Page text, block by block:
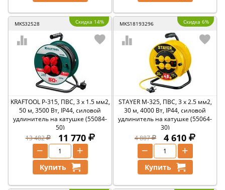
MKS32528 Скидка 14%
KRAFTOOL P-315, ПВС, 3 x 1.5 мм2,
50 м, 3500 Вт, IP44, силовой
удлинитель на катушке (55084-
50)
13 482
11 770
+
−
Купить
MKS18193296 Скидка 6%
STAYER М-325, ПВС, 3 х 2.5 мм2,
30 м, 4000 Вт, IP44, силовой
удлинитель на катушке (55064-
30)
4 887
4 610
+
−
Купить